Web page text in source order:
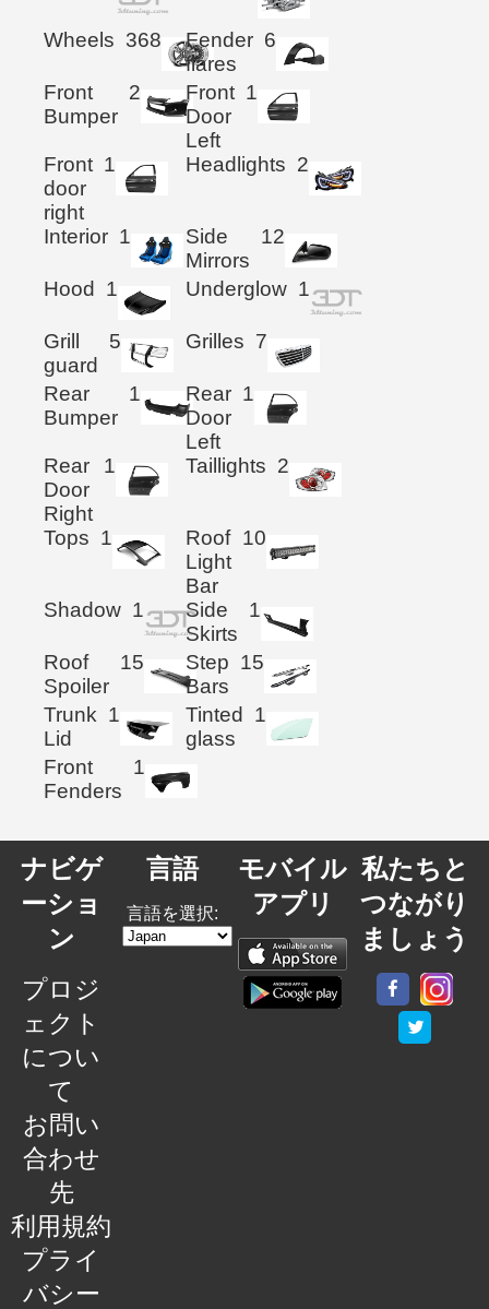
Wheels 368
Fender
flares
6
Front
Bumper
2
Front
Door
Left
1
Front
door
right
1 Headlights 2
Interior 1
Side
Mirrors
12
Hood 1 Underglow 1
Grill
guard
5 Grilles 7
Rear
Bumper
1
Rear
Door
Left
1
Rear
Door
Right
1 Taillights 2
Tops 1
Roof
Light
Bar
10
Shadow 1
Side
Skirts
1
Roof
Spoiler
15
Step
Bars
15
Trunk
Lid
1
Tinted
glass
1
Front
Fenders
1
ナビゲ
ーショ
ン
プロジ
ェクト
につい
て
お問い
合わせ
先
利用規約
プライ
バシー
言語
言語を選択:
モバイル
アプリ
私たちと
つながり
ましょう